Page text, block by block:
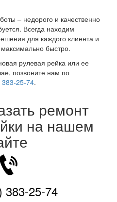
– недорого и качественно
Всегда находим
для каждого клиента и
быстро.
рулевая рейка или ее
позвоните нам по
383-25-74.
ремонт
на нашем
383-25-74